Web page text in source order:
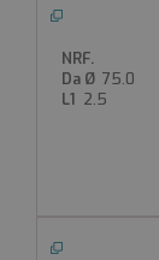
75.0
2.5